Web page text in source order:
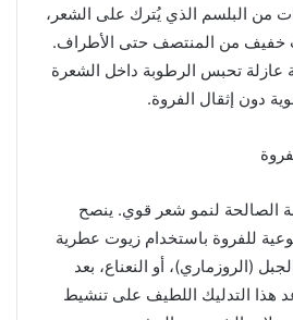
من البلسم الذي يُترك على الشعر،
خفيف من المنتصف حتى الأطراف.
تحبس الرطوبة داخل الشعرة
دون إثقال الفروة.
الصالحة لنمو شعر قوي. ينصح
للفروة باستخدام زيوت عطرية
(الروزماري)، أو النعناع، بعد
هذا التدليك اللطيف على تنشيط